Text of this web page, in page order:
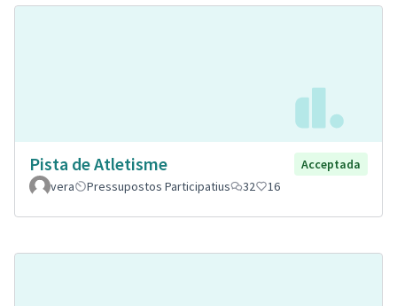
Pista de Atletisme
Acceptada
vera
Pressupostos Participatius 32 16